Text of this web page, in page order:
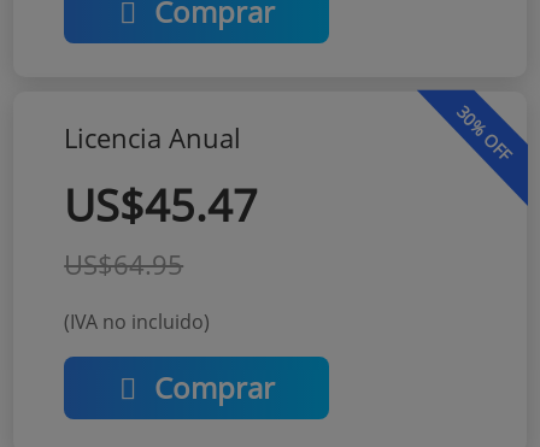
Comprar
Licencia Anual
US$45.47
US$64.95
(IVA no incluido)
Comprar
30% OFF